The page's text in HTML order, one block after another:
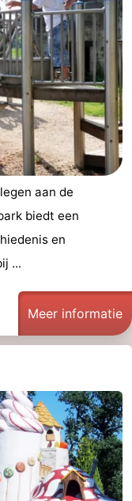
aan de
biedt een
en
...
Meer informatie